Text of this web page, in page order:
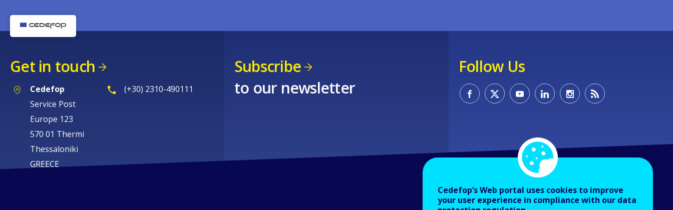
Get in touch
Cedefop
Service Post
Europe 123
570 01 Thermi
Thessaloniki
GREECE
(+30) 2310-490111
Subscribe
to our newsletter
Follow Us
Cedefop’s Web portal uses cookies to improve
your user experience in compliance with our data